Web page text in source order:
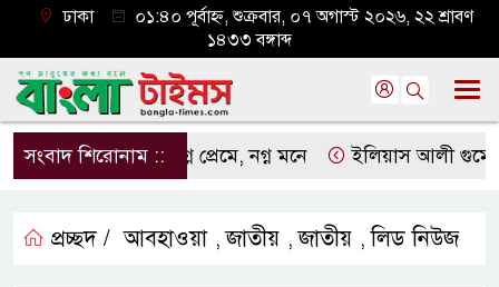
ঢাকা
০১:৪০ পূর্বাহ্ন, শুক্রবার, ০৭ অগাস্ট ২০২৬, ২২ শ্রাবণ
১৪৩৩ বঙ্গাব্দ
সংবাদ শিরোনাম ::নগ্ন প্রেমে, নগ্ন মনে ইলিয়াস আলী গুমের
প্রচ্ছদ / আবহাওয়া ,জাতীয় ,জাতীয় ,লিড নিউজ